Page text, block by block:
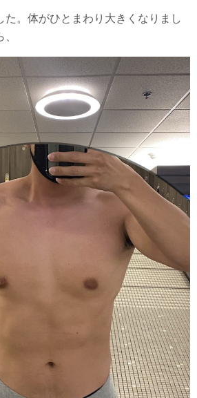
た。体がひとまわり大きくなりまし